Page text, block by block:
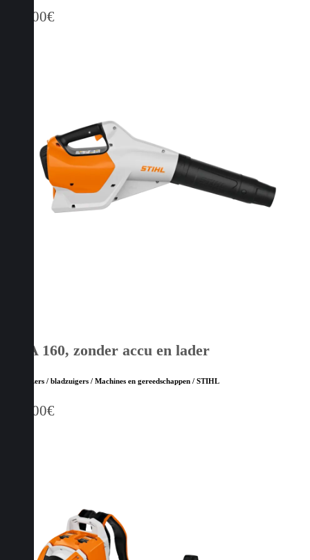
379,00€
BGA 160, zonder accu en lader
Bladblazers / bladzuigers / Machines en gereedschappen / STIHL
349,00€